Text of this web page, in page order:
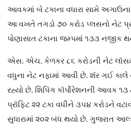
આવકમાં બે ટકાના વધારા સામે અગાઉના
આ વખતે તગડો ૭૦ કરોડ પ્લસનો નેટ
પોણાસાત ટકાના જમ્પમાં ૧૩૩ નજીક
એસ. એચ. કેળકર ૮૬ કરોડની નેટ
વધુના નેટ નફામાં આવી છે. શૅર ગઈ કાલે
રહ્યો છે. શિપિંગ કૉર્પોરેશનની આવક
પ્રૉફિટ ૨૨ ટકા વધીને ૩૫૪ કરોડને
સુધારામાં ૨૦૨ બંધ થયો છે. ગુજરાત